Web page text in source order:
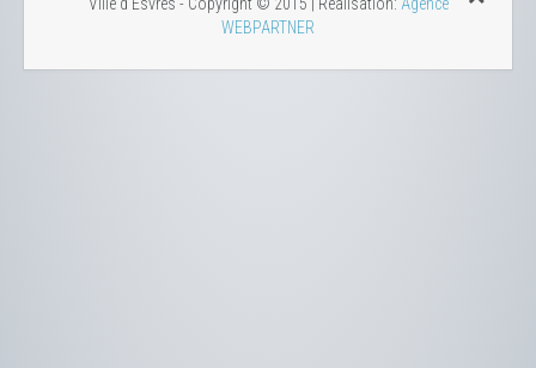
Ville d'Esvres - Copyright © 2015 | Réalisation: Agence
WEBPARTNER